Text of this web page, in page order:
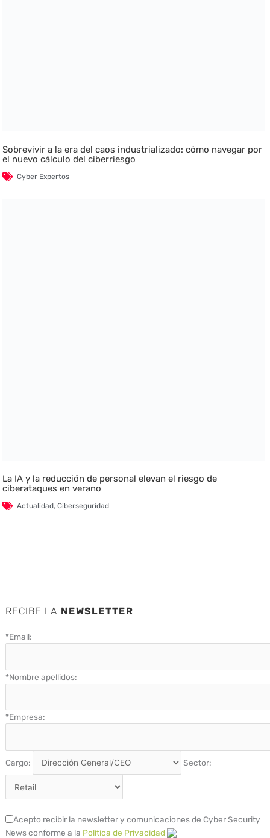
Sobrevivir a la era del caos industrializado: cómo navegar por
el nuevo cálculo del ciberriesgo
Cyber Expertos
La IA y la reducción de personal elevan el riesgo de
ciberataques en verano
Actualidad,Ciberseguridad
RECIBE LA NEWSLETTER
*Email:
*Nombre apellidos:
*Empresa:
Cargo: Sector:
Acepto recibir la newsletter y comunicaciones de Cyber Security
News conforme a la Política de Privacidad